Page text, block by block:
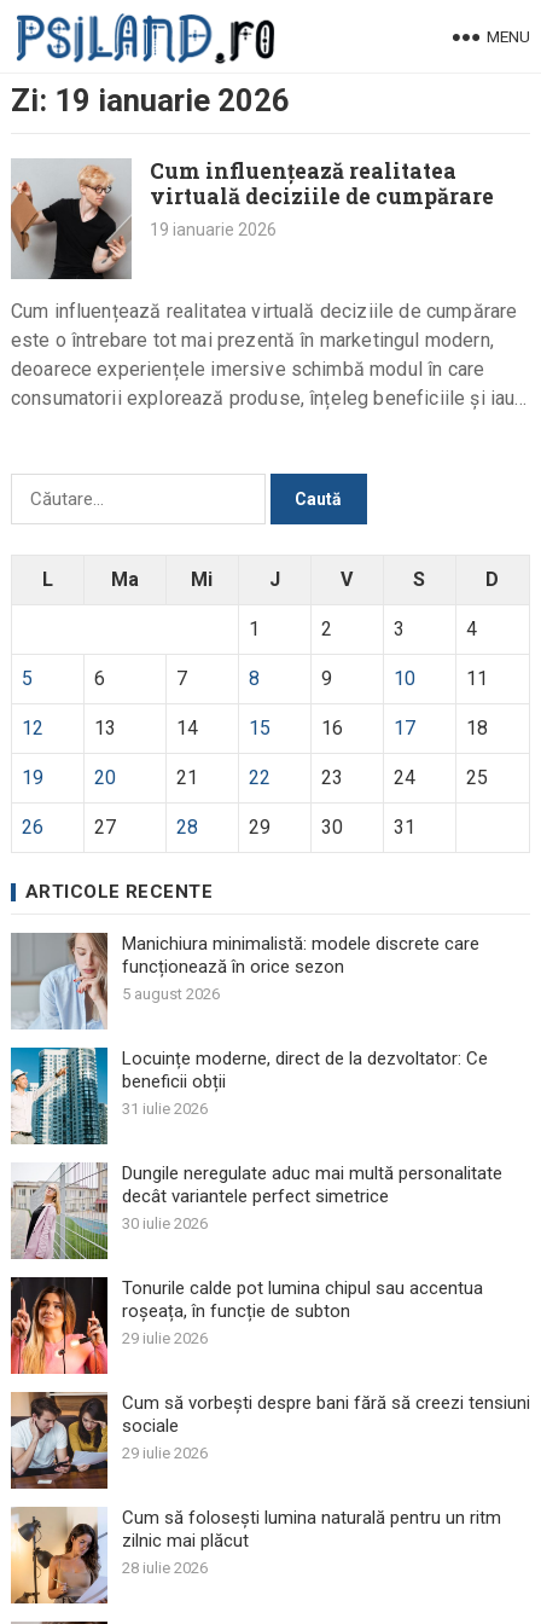
Skip
MENU
Zi: 19 ianuarie 2026
Cum influențează realitatea
virtuală deciziile de cumpărare
19 ianuarie 2026
Cum influențează realitatea virtuală deciziile de cumpărare
este o întrebare tot mai prezentă în marketingul modern,
deoarece experiențele imersive schimbă modul în care
consumatorii explorează produse, înțeleg beneficiile și iau
Caută
L Ma Mi J V S D
1 2 3 4
5 6 7 8 9 10 11
12 13 14 15 16 17 18
19 20 21 22 23 24 25
26 27 28 29 30 31
ARTICOLE RECENTE
Manichiura minimalistă: modele discrete care
funcționează în orice sezon
5 august 2026
Locuințe moderne, direct de la dezvoltator: Ce
beneficii obții
31 iulie 2026
Dungile neregulate aduc mai multă personalitate
decât variantele perfect simetrice
30 iulie 2026
Tonurile calde pot lumina chipul sau accentua
roșeața, în funcție de subton
29 iulie 2026
Cum să vorbești despre bani fără să creezi tensiuni
sociale
29 iulie 2026
Cum să folosești lumina naturală pentru un ritm
zilnic mai plăcut
28 iulie 2026